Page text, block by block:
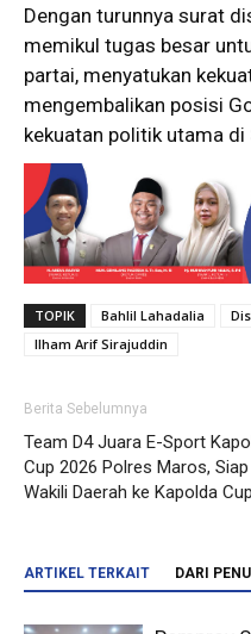
Dengan turunnya surat
memikul tugas besar
partai, menyatukan
mengembalikan posisi
kekuatan politik utama di
TOPIK Bahlil Lahadalia
Ilham Arif Sirajuddin
Berita Sebelumnya
Team D4 Juara E-Sport
Cup 2026 Polres Maros, Siap
Wakili Daerah ke Kapolda Cup
ARTIKEL TERKAIT DARI